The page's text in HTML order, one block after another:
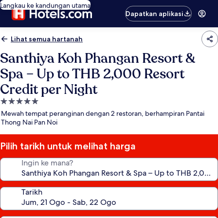
Langkau ke kandungan utama
Dapatkan aplikasi
Lihat semua hartanah
Santhiya Koh Phangan Resort &
Spa – Up to THB 2,000 Resort
Credit per Night
Hartanah
5.0
bintang
Mewah tempat peranginan dengan 2 restoran, berhampiran Pantai
Thong Nai Pan Noi
Pilih tarikh untuk melihat harga
Ingin ke mana?
Tarikh